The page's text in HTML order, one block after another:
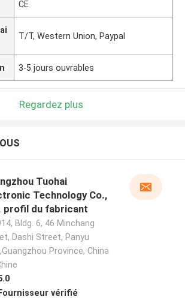
CE
T/T, Western Union, Paypal
3-5 jours ouvrables
Regardez plus
Tuohai
Technology Co.,
profil du fabricant
Bldg. 6, 46 Minchang
Dashi Street, Panyu
Province, China
Fournisseur vérifié